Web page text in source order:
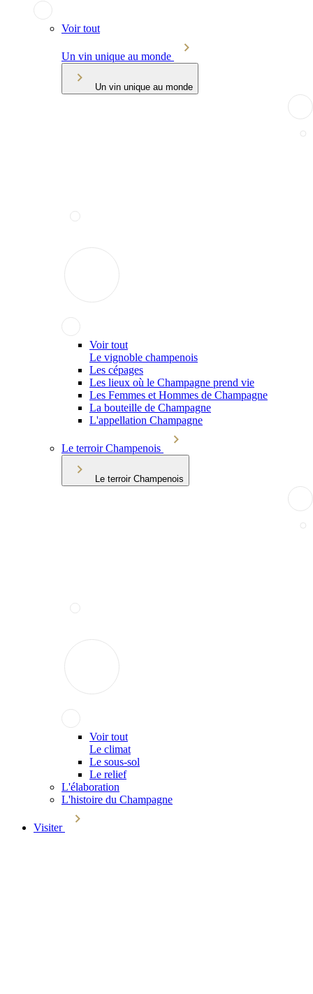
Voir tout
Un vin unique au monde
Un vin unique au monde
Voir tout
Le vignoble champenois
Les cépages
Les lieux où le Champagne prend vie
Les Femmes et Hommes de Champagne
La bouteille de Champagne
L'appellation Champagne
Le terroir Champenois
Le terroir Champenois
Voir tout
Le climat
Le sous-sol
Le relief
L'élaboration
L'histoire du Champagne
Visiter